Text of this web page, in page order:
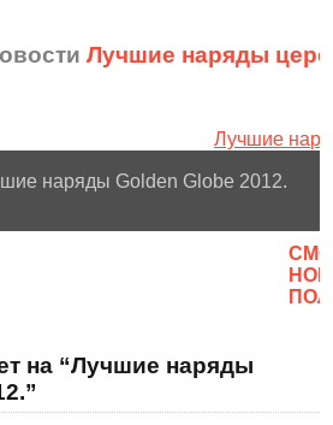
Лучшие наряды
наряды Golden Globe 2012.
на “Лучшие наряды